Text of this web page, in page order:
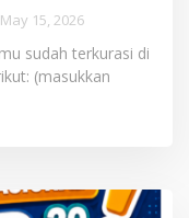
May 15, 2026
sudah terkurasi di
(masukkan